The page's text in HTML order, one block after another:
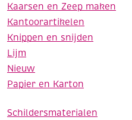
Kaarsen en Zeep maken
Kantoorartikelen
Knippen en snijden
Lijm
Nieuw
Papier en Karton
Schildersmaterialen